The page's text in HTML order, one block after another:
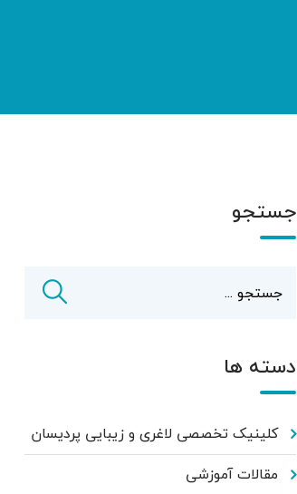
جستجو
دسته ها
کلینیک تخصصی لاغری و زیبایی پردیسان
مقالات آموزشی